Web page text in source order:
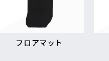
フロアマット